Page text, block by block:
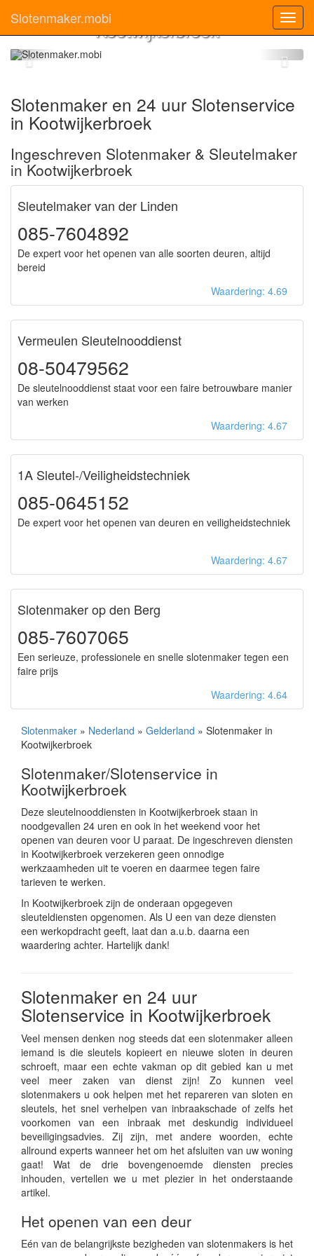
Slotenmaker.mobiSlotenmaker
Kootwijkerbroek
Slotenmaker en 24 uur Slotenservice
in Kootwijkerbroek
Ingeschreven Slotenmaker & Sleutelmaker
in Kootwijkerbroek
Sleutelmaker van der Linden
085-7604892
De expert voor het openen van alle soorten deuren, altijd
bereid
Waardering: 4.69
Vermeulen Sleutelnooddienst
08-50479562
De sleutelnooddienst staat voor een faire betrouwbare manier
van werken
Waardering: 4.67
1A Sleutel-/Veiligheidstechniek
085-0645152
De expert voor het openen van deuren en veiligheidstechniek
Waardering: 4.67
Slotenmaker op den Berg
085-7607065
Een serieuze, professionele en snelle slotenmaker tegen een
faire prijs
Waardering: 4.64
Slotenmaker » Nederland » Gelderland » Slotenmaker in
Kootwijkerbroek
Slotenmaker/Slotenservice in
Kootwijkerbroek
Deze sleutelnooddiensten in Kootwijkerbroek staan in
noodgevallen 24 uren en ook in het weekend voor het
openen van deuren voor U paraat. De ingeschreven diensten
in Kootwijkerbroek verzekeren geen onnodige
werkzaamheden uit te voeren en daarmee tegen faire
tarieven te werken.
In Kootwijkerbroek zijn de onderaan opgegeven
sleuteldiensten opgenomen. Als U een van deze diensten
een werkopdracht geeft, laat dan a.u.b. daarna een
waardering achter. Hartelijk dank!
Slotenmaker en 24 uur
Slotenservice in Kootwijkerbroek
Veel mensen denken nog steeds dat een slotenmaker alleen
iemand is die sleutels kopieert en nieuwe sloten in deuren
schroeft, maar een echte vakman op dit gebied kan u met
veel meer zaken van dienst zijn! Zo kunnen veel
slotenmakers u ook helpen met het repareren van sloten en
sleutels, het snel verhelpen van inbraakschade of zelfs het
voorkomen van een inbraak met deskundig individueel
beveiligingsadvies. Zij zijn, met andere woorden, echte
allround experts wanneer het om het afsluiten van uw woning
gaat! Wat de drie bovengenoemde diensten precies
inhouden, vertellen we u met plezier in het onderstaande
artikel.
Het openen van een deur
Eén van de belangrijkste bezigheden van slotenmakers is het